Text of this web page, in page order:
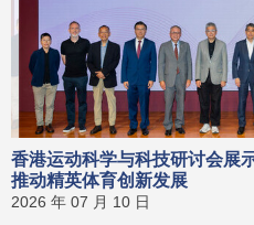
香港运动科学与科技研讨会展
推动精英体育创新发展
2026 年 07 月 10 日